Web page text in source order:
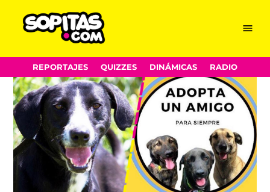
content
Menu
REPORTAJES QUIZZES DINÁMICAS RADIO
fundación